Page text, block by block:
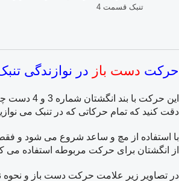
تنبک قسمت 4
حرکت دست باز در نوازندگی
این حرکت با
دقت کنید که تمام حرکاتی که در تنبک می
با استفاده از مچ و ساعد شروع می شود و
از انگشتان برای حرکت مربوطه استفاده می
در تصاویر زیر علامت حرکت دست باز و نحوه